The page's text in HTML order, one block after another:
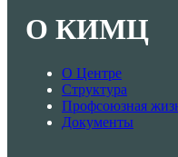
О КИМЦ
О Центре
Структура
Профсоюзная
Документы